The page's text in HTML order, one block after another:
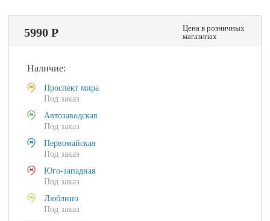
5990 Р
Цена в розничных
магазинах
Наличие:
Проспект мира
Под заказ
Автозаводская
Под заказ
Первомайская
Под заказ
Юго-западная
Под заказ
Люблино
Под заказ